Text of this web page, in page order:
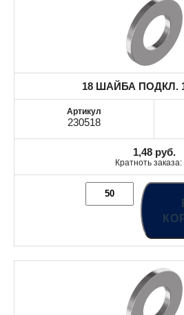
18 ШАЙБА ПОДКЛ.
230518
1,48 руб.
Кратноть